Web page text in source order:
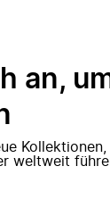
an,
weltweit